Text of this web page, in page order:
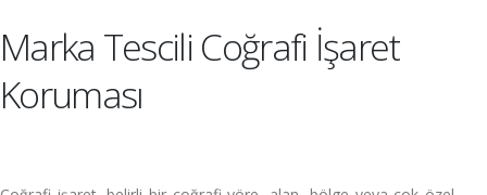
Marka Tescili Coğrafi İşaret
Koruması